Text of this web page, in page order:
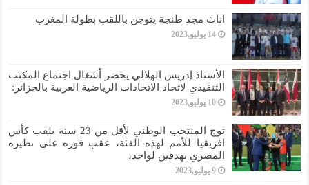
اناث مجد طنجة يتوجن باللقب بطولة المغرب
14 يوليو,2023
الأستاذ إدريس الهلالي يحضر أشغال اجتماع المكتب
التنفيذي لاتحاد الاتحادات الرياضية العربية بالجزائر:
10 يوليو,2023
توج المنتخب الوطني لأقل من 23 سنة بلقب كأس
افريقيا للأمم لهذه الفئة، عقب فوزه على نظيره
المصري بهدفين لواحد،
9 يوليو,2023